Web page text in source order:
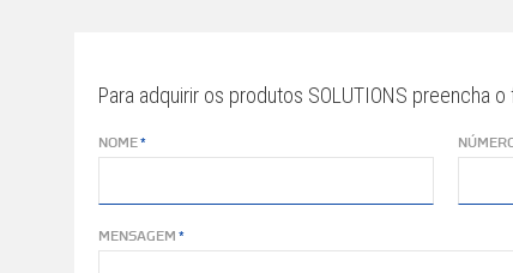
Para adquirir os produtos SOLUTIONS preencha
NOME
MENSAGEM